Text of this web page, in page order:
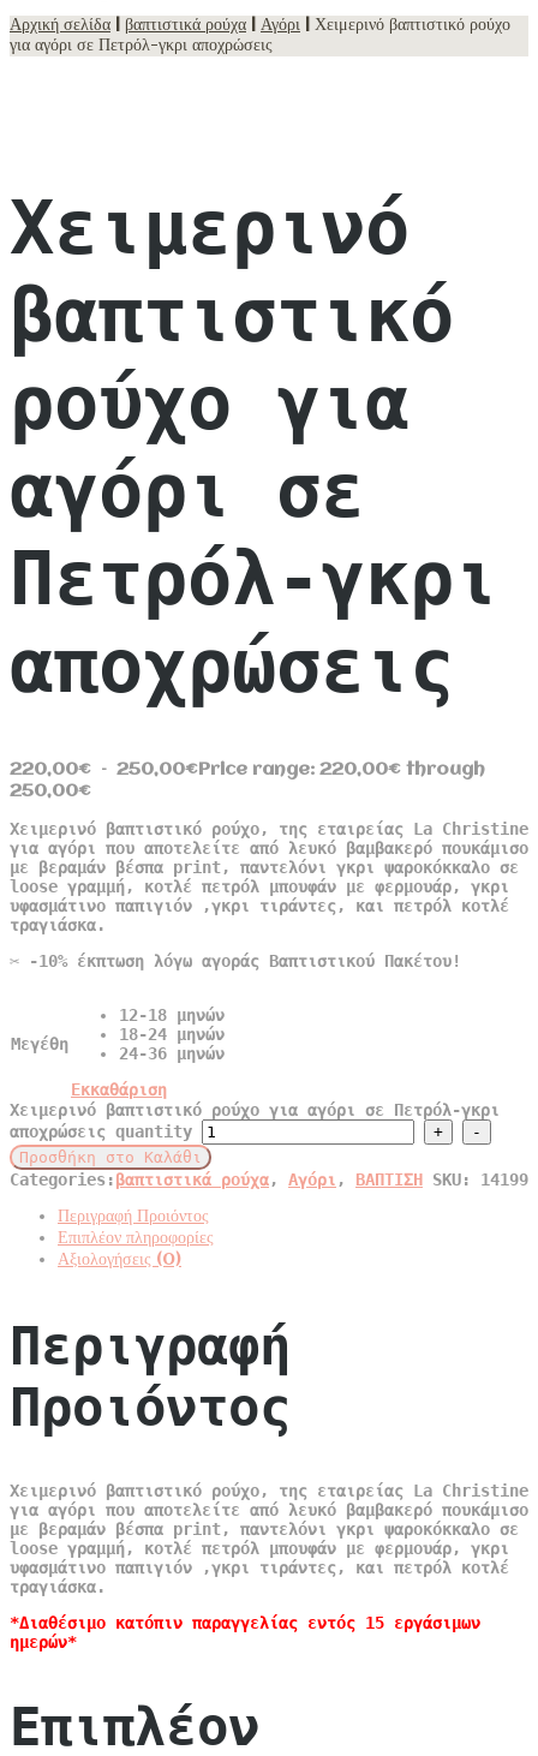
Αρχική σελίδα βαπτιστικά ρούχα Αγόρι | Χειμερινό βαπτιστικό ρούχο
για αγόρι σε Πετρόλ-γκρι αποχρώσεις
Χειμερινό
βαπτιστικό
ρούχο για
αγόρι σε
Πετρόλ-γκρι
αποχρώσεις
220,00€ – 250,00€ Price range: 220,00€ through
250,00€
Χειμερινό βαπτιστικό ρούχο, της εταιρείας La Christine
για αγόρι που αποτελείτε από λευκό βαμβακερό πουκάμισο
με βεραμάν βέσπα print, παντελόνι γκρι ψαροκόκκαλο σε
loose γραμμή, κοτλέ πετρόλ μπουφάν με φερμουάρ, γκρι
υφασμάτινο παπιγιόν ,γκρι τιράντες, και πετρόλ κοτλέ
τραγιάσκα.
✂️ -10% έκπτωση λόγω αγοράς Βαπτιστικού Πακέτου!
Μεγέθη
12-18 μηνών
18-24 μηνών
24-36 μηνών
Εκκαθάριση
Χειμερινό βαπτιστικό ρούχο για αγόρι σε Πετρόλ-γκρι
αποχρώσεις quantity
Προσθήκη στο Καλάθι
Categories:βαπτιστικά ρούχα, Αγόρι , ΒΑΠΤΙΣΗ SKU: 14199
Περιγραφή Προιόντος
Επιπλέον πληροφορίες
Αξιολογήσεις (0)
Περιγραφή
Προιόντος
Χειμερινό βαπτιστικό ρούχο, της εταιρείας La Christine
για αγόρι που αποτελείτε από λευκό βαμβακερό πουκάμισο
με βεραμάν βέσπα print, παντελόνι γκρι ψαροκόκκαλο σε
loose γραμμή, κοτλέ πετρόλ μπουφάν με φερμουάρ, γκρι
υφασμάτινο παπιγιόν ,γκρι τιράντες, και πετρόλ κοτλέ
τραγιάσκα.
*Διαθέσιμο κατόπιν παραγγελίας εντός 15 εργάσιμων
ημερών*
Επιπλέον